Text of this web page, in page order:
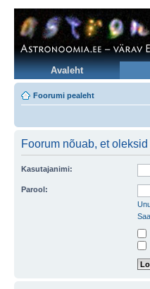
Avaleht
Foorumi pealeht
Foorum nõuab, et
Kasutajanimi:
Parool: